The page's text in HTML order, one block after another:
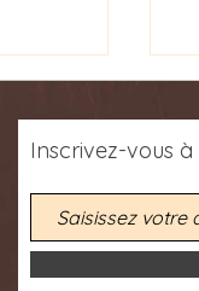
Inscrivez-vous à